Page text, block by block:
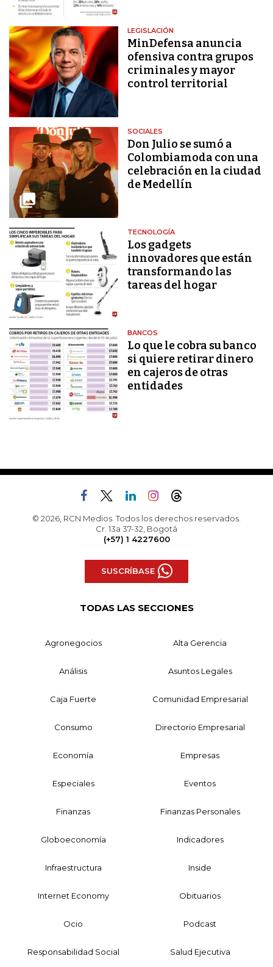
LEGISLACIÓN
MinDefensa anuncia
ofensiva contra grupos
criminales y mayor
control territorial
SOCIALES
Don Julio se sumó a
Colombiamoda con una
celebración en la ciudad
de Medellín
TECNOLOGÍA
Los gadgets
innovadores que están
transformando las
tareas del hogar
BANCOS
Lo que le cobra su banco
si quiere retirar dinero
en cajeros de otras
entidades
© 2026, RCN Medios. Todos los derechos reservados.
Cr. 13a 37-32, Bogotá
(+57) 1 4227600
SUSCRÍBASE
TODAS LAS SECCIONES
Agronegocios Alta Gerencia
Análisis Asuntos Legales
Caja Fuerte Comunidad Empresarial
Consumo Directorio Empresarial
Economía Empresas
Especiales Eventos
Finanzas Finanzas Personales
Globoeconomía Indicadores
Infraestructura Inside
Internet Economy Obituarios
Ocio Podcast
Responsabilidad Social Salud Ejecutiva